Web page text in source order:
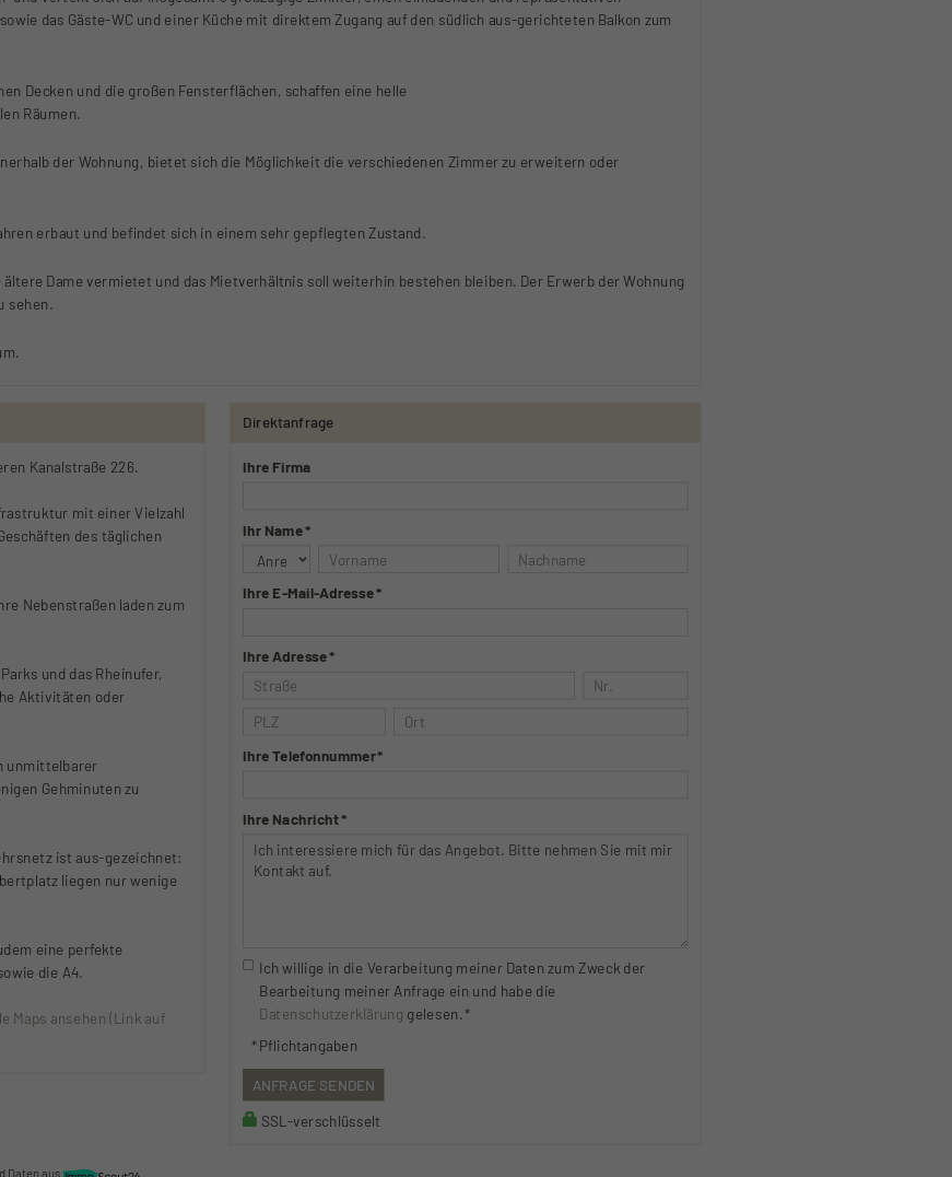
das Gäste-WC und einer Küche mit direktem Zugang auf den südlich aus-gerichteten Balkon zum
Decken und die großen Fensterflächen, schaffen eine helle
Räumen.
der Wohnung, bietet sich die Möglichkeit die verschiedenen Zimmer zu erweitern oder
erbaut und befindet sich in einem sehr gepflegten Zustand.
Dame vermietet und das Mietverhältnis soll weiterhin bestehen bleiben. Der Erwerb der Wohnung
sehen.
Kanalstraße 226.
mit einer Vielzahl
des täglichen
Nebenstraßen laden zum
und das Rheinufer,
Aktivitäten oder
unmittelbarer
Gehminuten zu
ist aus-gezeichnet:
liegen nur wenige
eine perfekte
die A4.
Maps ansehen (Link auf
Direktanfrage
Ihre Firma
Ihr Name *
Ihre E-Mail-Adresse *
Ihre Adresse *
Ihre Telefonnummer *
Ihre Nachricht *
Ich willige in die Verarbeitung meiner Daten zum Zweck der
Bearbeitung meiner Anfrage ein und habe die
Datenschutzerklärung gelesen. *
* Pflichtangaben
ANFRAGE SENDEN
SSL-verschlüsselt
Daten aus